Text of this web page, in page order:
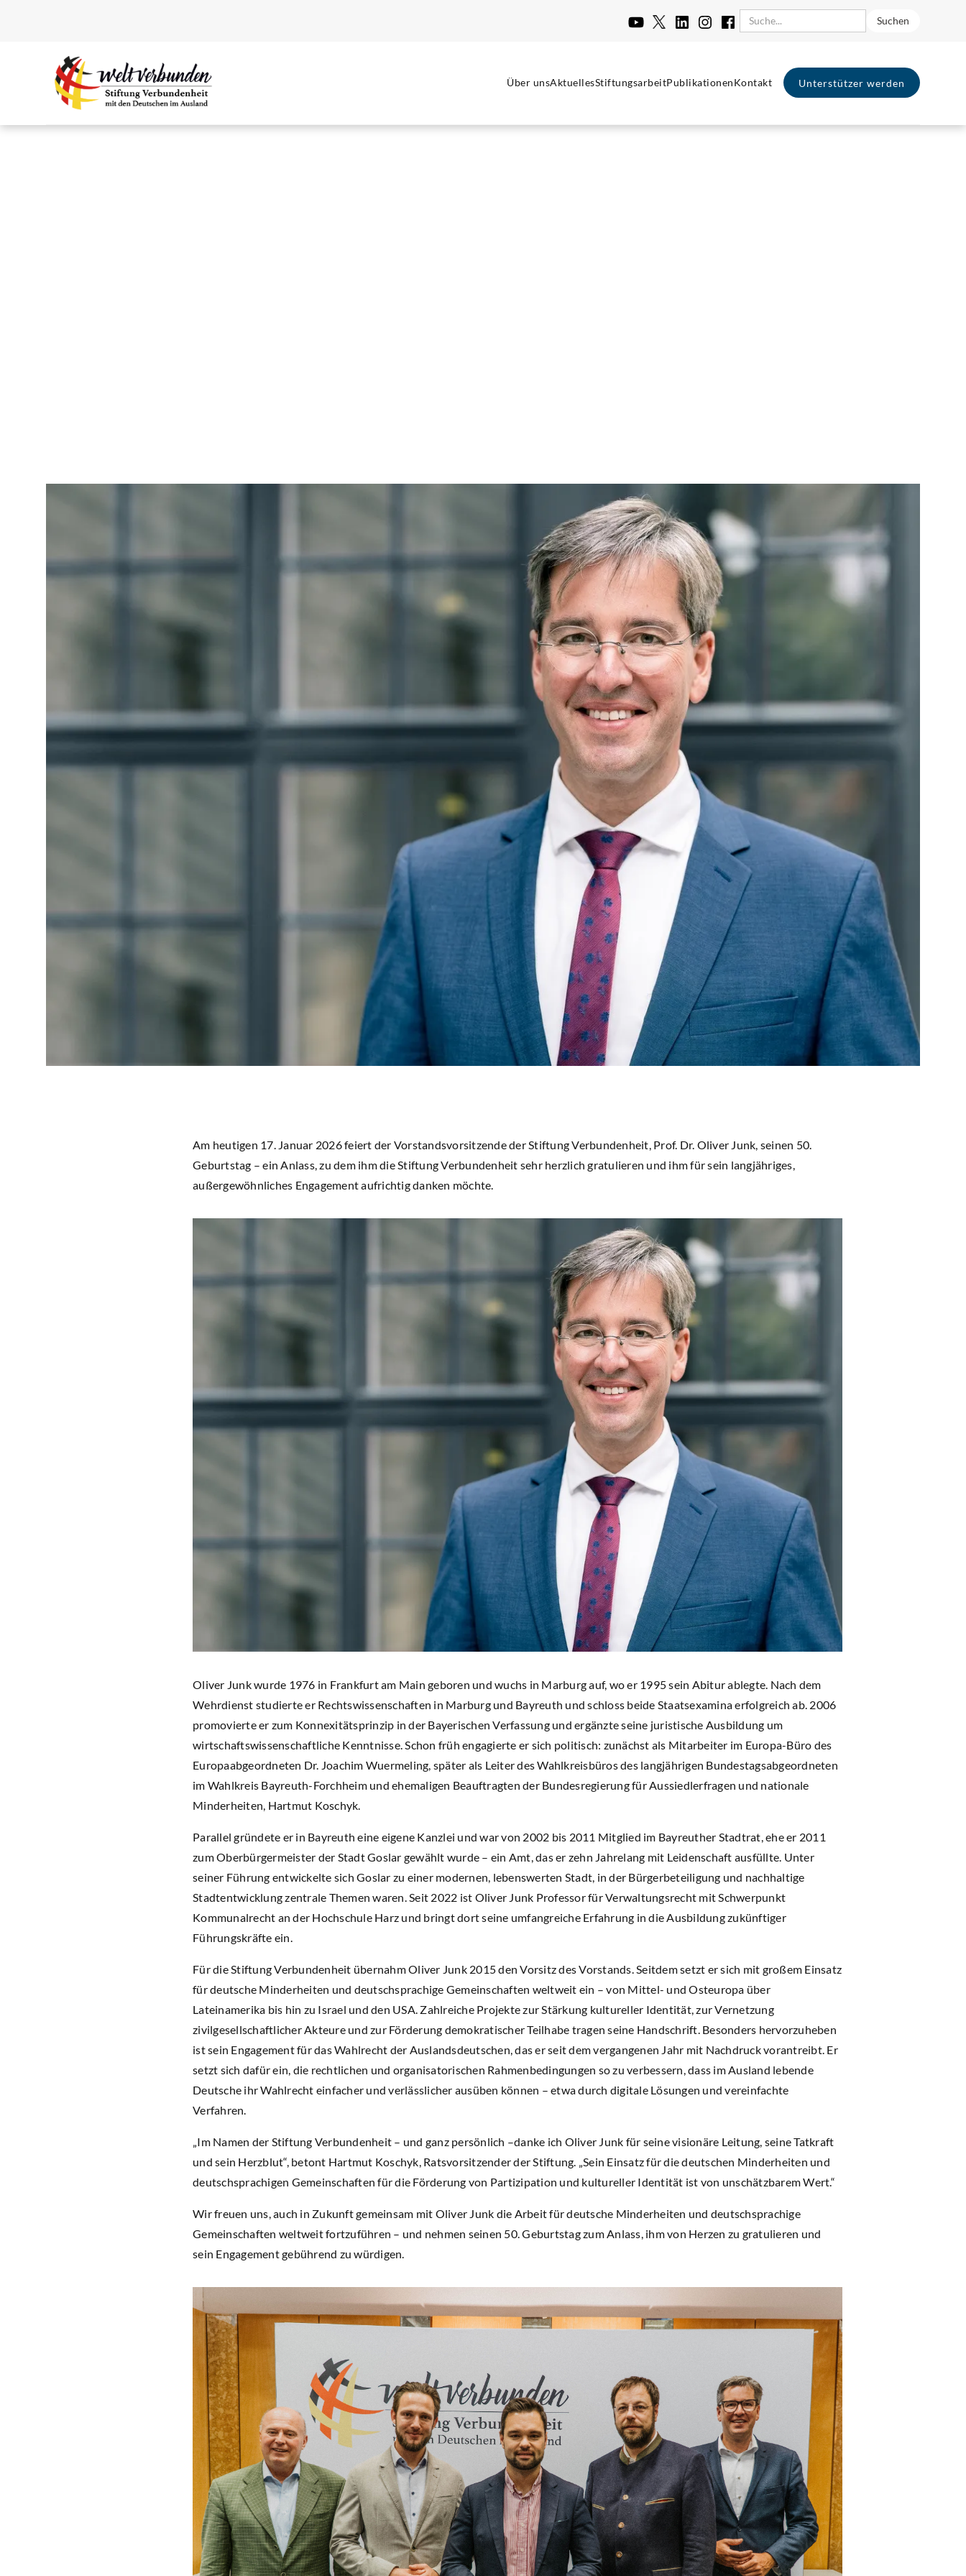
Über unsAktuellesStiftungsarbeitPublikationenKontakt Unterstützer werden
Am heutigen 17. Januar 2026 feiert der Vorstandsvorsitzende der Stiftung Verbundenheit, Prof. Dr. Oliver Junk, seinen 50.
Geburtstag – ein Anlass, zu dem ihm die Stiftung Verbundenheit sehr herzlich gratulieren und ihm für sein langjähriges,
außergewöhnliches Engagement aufrichtig danken möchte.
Oliver Junk wurde 1976 in Frankfurt am Main geboren und wuchs in Marburg auf, wo er 1995 sein Abitur ablegte. Nach dem
Wehrdienst studierte er Rechtswissenschaften in Marburg und Bayreuth und schloss beide Staatsexamina erfolgreich ab. 2006
promovierte er zum Konnexitätsprinzip in der Bayerischen Verfassung und ergänzte seine juristische Ausbildung um
wirtschaftswissenschaftliche Kenntnisse. Schon früh engagierte er sich politisch: zunächst als Mitarbeiter im Europa-Büro des
Europaabgeordneten Dr. Joachim Wuermeling, später als Leiter des Wahlkreisbüros des langjährigen Bundestagsabgeordneten
im Wahlkreis Bayreuth-Forchheim und ehemaligen Beauftragten der Bundesregierung für Aussiedlerfragen und nationale
Minderheiten, Hartmut Koschyk.
Parallel gründete er in Bayreuth eine eigene Kanzlei und war von 2002 bis 2011 Mitglied im Bayreuther Stadtrat, ehe er 2011
zum Oberbürgermeister der Stadt Goslar gewählt wurde – ein Amt, das er zehn Jahrelang mit Leidenschaft ausfüllte. Unter
seiner Führung entwickelte sich Goslar zu einer modernen, lebenswerten Stadt, in der Bürgerbeteiligung und nachhaltige
Stadtentwicklung zentrale Themen waren. Seit 2022 ist Oliver Junk Professor für Verwaltungsrecht mit Schwerpunkt
Kommunalrecht an der Hochschule Harz und bringt dort seine umfangreiche Erfahrung in die Ausbildung zukünftiger
Führungskräfte ein.
Für die Stiftung Verbundenheit übernahm Oliver Junk 2015 den Vorsitz des Vorstands. Seitdem setzt er sich mit großem Einsatz
für deutsche Minderheiten und deutschsprachige Gemeinschaften weltweit ein – von Mittel- und Osteuropa über
Lateinamerika bis hin zu Israel und den USA. Zahlreiche Projekte zur Stärkung kultureller Identität, zur Vernetzung
zivilgesellschaftlicher Akteure und zur Förderung demokratischer Teilhabe tragen seine Handschrift. Besonders hervorzuheben
ist sein Engagement für das Wahlrecht der Auslandsdeutschen, das er seit dem vergangenen Jahr mit Nachdruck vorantreibt. Er
setzt sich dafür ein, die rechtlichen und organisatorischen Rahmenbedingungen so zu verbessern, dass im Ausland lebende
Deutsche ihr Wahlrecht einfacher und verlässlicher ausüben können – etwa durch digitale Lösungen und vereinfachte
Verfahren.
„Im Namen der Stiftung Verbundenheit – und ganz persönlich –danke ich Oliver Junk für seine visionäre Leitung, seine Tatkraft
und sein Herzblut“, betont Hartmut Koschyk, Ratsvorsitzender der Stiftung. „Sein Einsatz für die deutschen Minderheiten und
deutschsprachigen Gemeinschaften für die Förderung von Partizipation und kultureller Identität ist von unschätzbarem Wert.“
Wir freuen uns, auch in Zukunft gemeinsam mit Oliver Junk die Arbeit für deutsche Minderheiten und deutschsprachige
Gemeinschaften weltweit fortzuführen – und nehmen seinen 50. Geburtstag zum Anlass, ihm von Herzen zu gratulieren und
sein Engagement gebührend zu würdigen.